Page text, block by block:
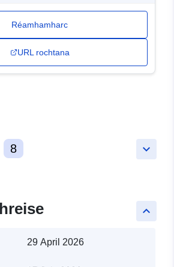
Réamhamharc
URL rochtana
keyboard_arrow_down
8
keyboard_arrow_up
29 April 2026